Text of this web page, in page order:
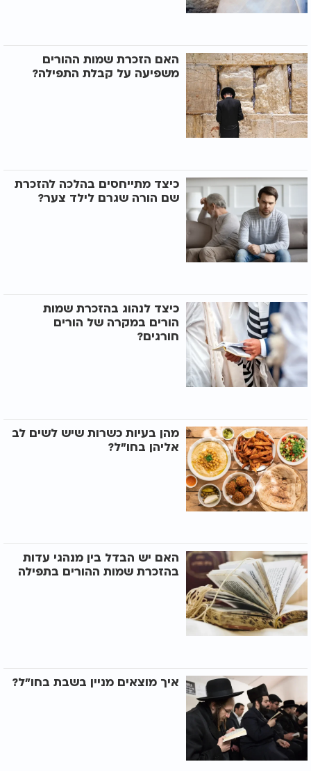
האם הזכרת שמות ההורים
משפיעה על קבלת התפילה?
כיצד מתייחסים בהלכה להזכרת
שם הורה שגרם לילד צער?
כיצד לנהוג בהזכרת שמות
הורים במקרה של הורים
חורגים?
מהן בעיות כשרות שיש לשים לב
אליהן בחו"ל?
האם יש הבדל בין מנהגי עדות
בהזכרת שמות ההורים בתפילה
איך מוצאים מניין בשבת בחו"ל?